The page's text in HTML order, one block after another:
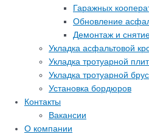
Гаражных
Обновление
Демонтаж и
Укладка асфальтовой
Укладка тротуарной
Укладка тротуарной
Установка бордюров
Контакты
Вакансии
О компании